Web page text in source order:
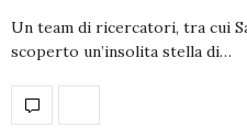
Un team di ricercatori, tra cui
scoperto un’insolita stella di…